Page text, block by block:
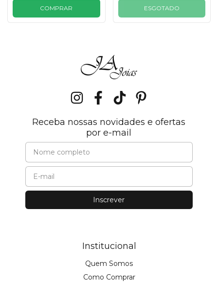
COMPRAR ESGOTADO
Receba nossas novidades e ofertas
por e-mail
Institucional
Quem Somos
Como Comprar